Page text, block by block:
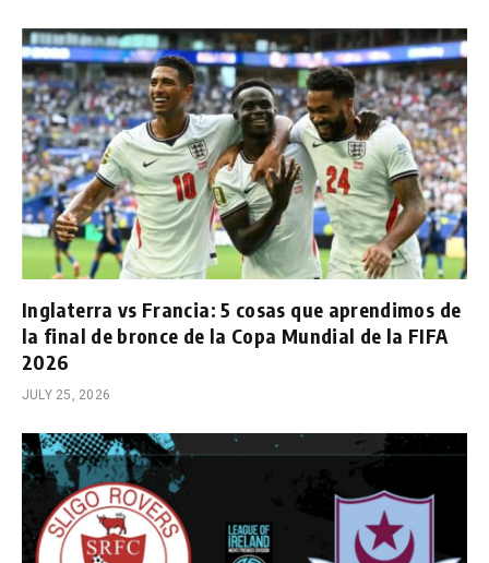
Inglaterra vs Francia: 5 cosas que aprendimos de
la final de bronce de la Copa Mundial de la FIFA
2026
JULY 25, 2026